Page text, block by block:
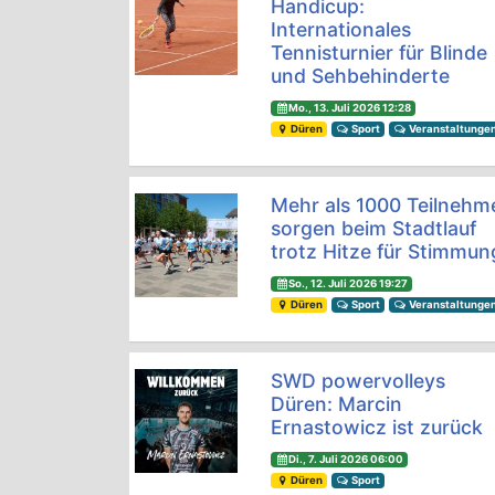
Handicup:
Internationales
Tennisturnier für Blinde
und Sehbehinderte
Mo., 13. Juli 2026 12:28
Düren
Sport
Mehr als 1000
sorgen beim Stadtlauf
trotz Hitze für
So., 12. Juli 2026 19:27
Düren
Sport
SWD powervolleys
Düren: Marcin
Ernastowicz ist zurück
Di., 7. Juli 2026 06:00
Düren
Sport